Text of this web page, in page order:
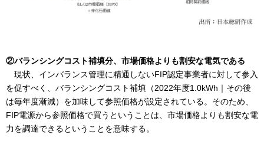
②バランシングコスト補填分、市場価格よりも割安な電気である
現状、インバランス管理に精通しないFIP認定事業者に対して参入
を促すべく、バランシングコスト補填（2022年度1.0kWh｜その後
は毎年度漸減）を加味して参照価格が設定されている。そのため、
FIP電源から参照価格で買うということは、市場価格よりも割安な電
力を調達できるということを意味する。